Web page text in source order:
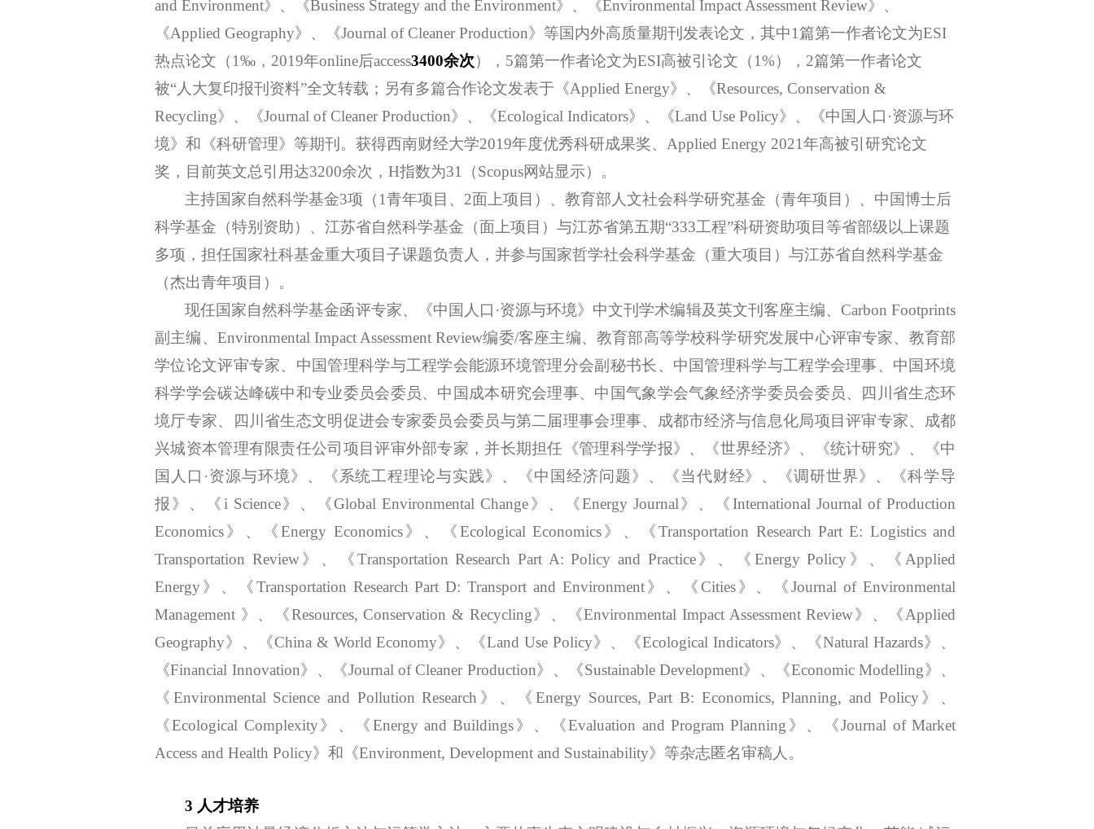
and Environment》、《Business Strategy and the Environment》、《Environmental Impact Assessment Review》、
《Applied Geography》、《Journal of Cleaner Production》 等国内外高质量期刊发表论文， 其中1篇第一作者论文为ESI
热点论文（1‰，2019年online后access3400余次）， 5篇第一作者论文为ESI高被引论文（1%）， 2篇第一作者论文
被“人大复印报刊资料”全文转载；另有多篇合作论文发表于《Applied Energy》、《Resources, Conservation &
Recycling》、《Journal of Cleaner Production》、《Ecological Indicators》、《Land Use Policy》、《中国人口 ·资源与环
境》和《科研管理》等期刊。获得西南财经大学2019年度优秀科研成果奖、Applied Energy 2021年高被引研究论文
奖， 目前英文总引用达3200余次，H指数为31（Scopus网站显示）。
主持国家自然科学基金3项（1青年项目、2面上项目）、 教育部人文社会科学研究基金（青年项目）、 中国博士后
科学基金（特别资助）、 江苏省自然科学基金（面上项目） 与江苏省第五期“333工程”科研资助项目等省部级以上课题
多项， 担任国家社科基金重大项目子课题负责人，并参与国家哲学社会科学基金（重大项目）与江苏省自然科学基金
（杰出青年项目）。
现任国家自然科学基金函评专家、《中国人口 ·资源与环境》中文刊学术编辑及英文刊客座主编、 Carbon Footprints
副主编、 Environmental Impact Assessment Review编委/客座主编、教育部高等学校科学研究发展中心评审专家、教育部
学位论文评审专家、中国管理科学与工程学会能源环境管理分会副秘书长、中国管理科学与工程学会理事、中国环境
科学学会碳达峰碳中和专业委员会委员、中国成本研究会理事、中国气象学会气象经济学委员会委员、四川省生态环
境厅专家、四川省生态文明促进会专家委员会委员与第二届理事会理事、成都市经济与信息化局项目评审专家、成都
兴城资本管理有限责任公司项目评审外部专家，并长期担任《管理科学学报》、《世界经济》、《统计研究》、《中
国人口·资源与环境》、《系统工程理论与实践》、《中国经济问题》、《当代财经》、《调研世界》、《科学导
报》、《i Science》、《Global Environmental Change》、《Energy Journal》、《International Journal of Production
Economics》、《Energy Economics》、《Ecological Economics》、《Transportation Research Part E: Logistics and
Transportation Review》、《Transportation Research Part A: Policy and Practice》、《Energy Policy》、《Applied
Energy》、《Transportation Research Part D: Transport and Environment》、《Cities》、《Journal of Environmental
Management 》、《Resources, Conservation & Recycling》、《Environmental Impact Assessment Review》、《Applied
Geography》、《China & World Economy》、《Land Use Policy》、《Ecological Indicators》、《Natural Hazards》、
《Financial Innovation》、《Journal of Cleaner Production》、《Sustainable Development》、《Economic Modelling》、
《Environmental Science and Pollution Research》、《 Energy Sources, Part B: Economics, Planning, and Policy》、
《Ecological Complexity》、《Energy and Buildings》、《Evaluation and Program Planning》、《Journal of Market
Access and Health Policy》和《Environment, Development and Sustainability》等杂志匿名审稿人。
3 人才培养